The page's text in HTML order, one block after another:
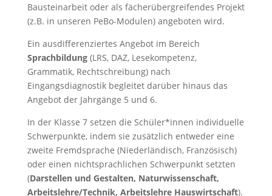
Bausteinarbeit oder als fächerübergreifendes Projekt
(z.B. in unseren PeBo-Modulen) angeboten wird.
Ein ausdifferenziertes Angebot im Bereich
Sprachbildung(LRS, DAZ, Lesekompetenz,
Grammatik, Rechtschreibung) nach
Eingangsdiagnostik begleitet darüber hinaus das
Angebot der Jahrgänge 5 und 6.
In der Klasse 7 setzen die Schüler*innen individuelle
Schwerpunkte, indem sie zusätzlich entweder eine
zweite Fremdsprache (Niederländisch, Französisch)
oder einen nichtsprachlichen Schwerpunkt setzten
(Darstellen und Gestalten, Naturwissenschaft,
Arbeitslehre/Technik, Arbeitslehre Hauswirtschaft).